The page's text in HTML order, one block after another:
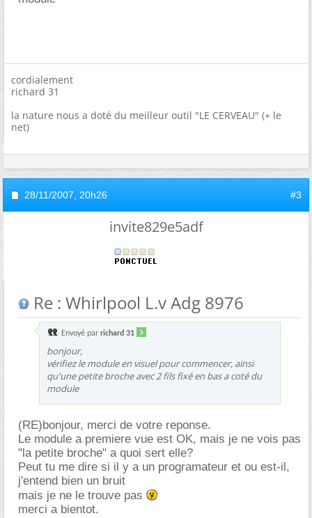
cordialement
richard 31
la nature nous a doté du meilleur outil "LE CERVEAU" (+ le
net)
28/11/2007, 20h26 #3
invite829e5adf
Re : Whirlpool L.v Adg 8976
Envoyé par richard 31
bonjour,
vérifiez le module en visuel pour commencer, ainsi
qu'une petite broche avec 2 fils fixé en bas a coté du
module
(RE)bonjour, merci de votre reponse.
Le module a premiere vue est OK, mais je ne vois pas
"la petite broche" a quoi sert elle?
Peut tu me dire si il y a un programateur et ou est-il,
j'entend bien un bruit
mais je ne le trouve pas
merci a bientot.